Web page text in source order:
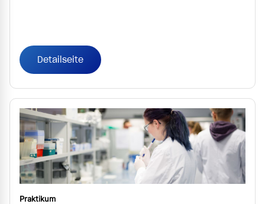
Detailseite
Praktikum